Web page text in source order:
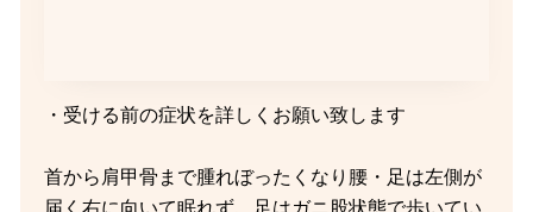
・受ける前の症状を詳しくお願い致します
首から肩甲骨まで腫れぼったくなり腰・足は左側が